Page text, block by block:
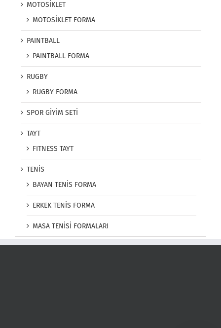
MOTOSİKLET
MOTOSİKLET FORMA
PAINTBALL
PAINTBALL FORMA
RUGBY
RUGBY FORMA
SPOR GİYİM SETİ
TAYT
FITNESS TAYT
TENİS
BAYAN TENİS FORMA
ERKEK TENİS FORMA
MASA TENİSİ FORMALARI